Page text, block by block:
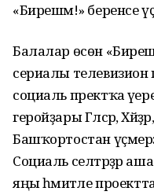
«Бирешмә!» беренсе
Балалар өсөн
сериалы телевизион
социаль пректҡа
геройҙары Гәлсәр,
Башҡортостан
Социаль селтәрҙәр
яңы әһәмиәтле